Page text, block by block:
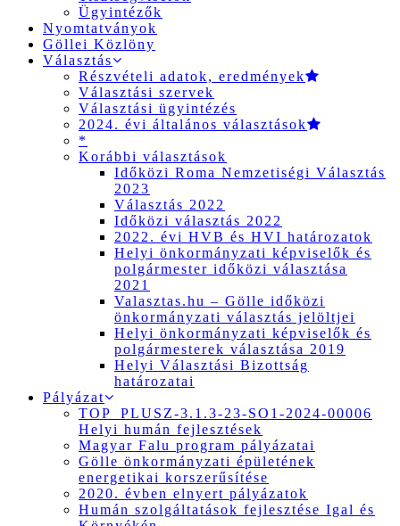
Ügyintézők
Nyomtatványok
Göllei Közlöny
Választás
Részvételi adatok, eredmények
Választási szervek
Választási ügyintézés
2024. évi általános választások
*
Korábbi választások
Időközi Roma Nemzetiségi Választás
2023
Választás 2022
Időközi választás 2022
2022. évi HVB és HVI határozatok
Helyi önkormányzati képviselők és
polgármester időközi választása
2021
Valasztas.hu – Gölle időközi
önkormányzati választás jelöltjei
Helyi önkormányzati képviselők és
polgármesterek választása 2019
Helyi Választási Bizottság
határozatai
Pályázat
TOP_PLUSZ-3.1.3-23-SO1-2024-00006
Helyi humán fejlesztések
Magyar Falu program pályázatai
Gölle önkormányzati épületének
energetikai korszerűsítése
2020. évben elnyert pályázatok
Humán szolgáltatások fejlesztése Igal és